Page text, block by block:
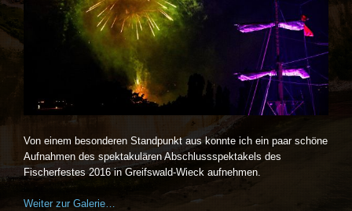
Von einem besonderen Standpunkt aus konnte ich ein paar schöne
Aufnahmen des spektakulären Abschlussspektakels des
Fischerfestes 2016 in Greifswald-Wieck aufnehmen.
Weiter zur Galerie…